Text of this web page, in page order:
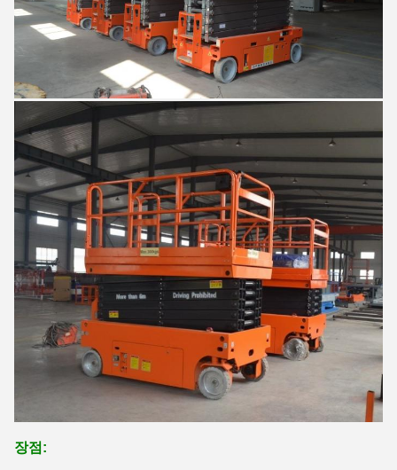
장점: